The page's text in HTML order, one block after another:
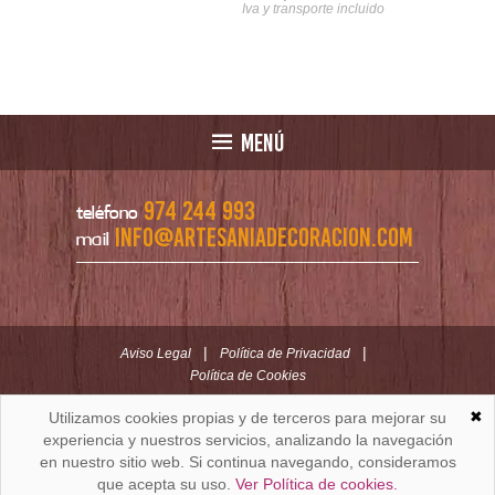
Iva y transporte incluido
MENÚ
teléfono 974 244 993
mail info@artesaniadecoracion.com
Aviso Legal | Política de Privacidad |
Política de Cookies
ARTESANÍAYDECORACION.COM
C/ Padre Huesca nº 30 | Oficina C/ Roldán nº 5 -3º
Huesca (España)
✖
Utilizamos cookies propias y de terceros para mejorar su
experiencia y nuestros servicios, analizando la navegación
en nuestro sitio web. Si continua navegando, consideramos
que acepta su uso. Ver Política de cookies.